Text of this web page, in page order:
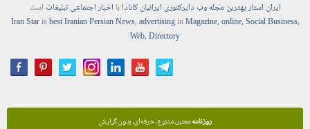
ایران استاربهترین مجلهوب دایرکتوری ایرانیان کانادابا اخباراجتماعیتبلیغات است
Iran Starisbest Iranian PersianNews,advertisinginMagazine,online,Social Business,
Web,Directory
روزنامهمعتبر، متنوع، حرفه‌ای، بدون گرایش